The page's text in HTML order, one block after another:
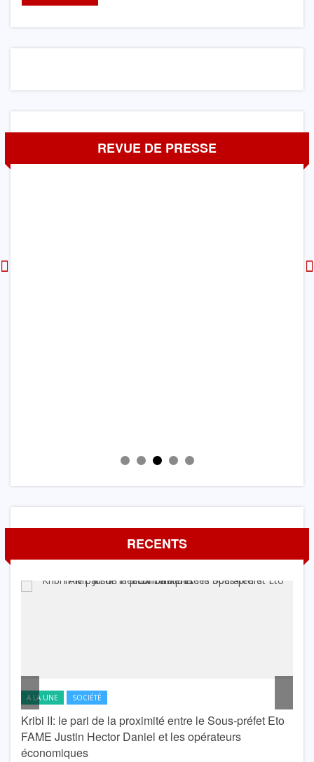
REVUE DE PRESSE
RECENTS
A LA UNE SOCIÉTÉ
Kribi II: le pari de la proximité entre le Sous-préfet Eto
FAME Justin Hector Daniel et les opérateurs
économiques